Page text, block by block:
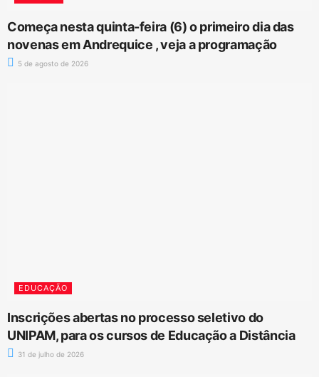
Começa nesta quinta-feira (6) o primeiro dia das
novenas em Andrequice , veja a programação
5 de agosto de 2026
EDUCAÇÃO
Inscrições abertas no processo seletivo do
UNIPAM, para os cursos de Educação a Distância
31 de julho de 2026